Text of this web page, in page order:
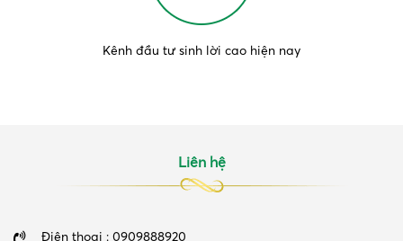
Kênh đầu tư sinh lời cao hiện nay
Liên hệ
Điện thoại : 0909888920